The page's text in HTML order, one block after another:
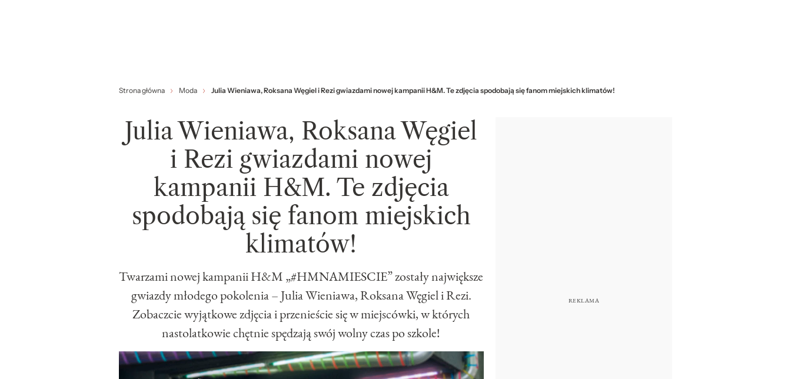
Strona główna Moda Julia Wieniawa, Roksana Węgiel i Rezi gwiazdami nowej kampanii H&M. Te zdjęcia spodobają się fanom miejskich klimatów!
Julia Wieniawa, Roksana Węgiel
i Rezi gwiazdami nowej
kampanii H&M. Te zdjęcia
spodobają się fanom miejskich
klimatów!
Twarzami nowej kampanii H&M „#HMNAMIESCIE” zostały największe
gwiazdy młodego pokolenia – Julia Wieniawa, Roksana Węgiel i Rezi.
Zobaczcie wyjątkowe zdjęcia i przenieście się w miejscówki, w których
nastolatkowie chętnie spędzają swój wolny czas po szkole!